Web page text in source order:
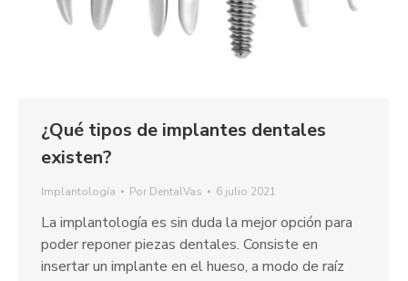
¿Qué tipos de implantes dentales
existen?
Implantología Por DentalVas 6 julio 2021
La implantología es sin duda la mejor opción para
poder reponer piezas dentales. Consiste en
insertar un implante en el hueso, a modo de raíz